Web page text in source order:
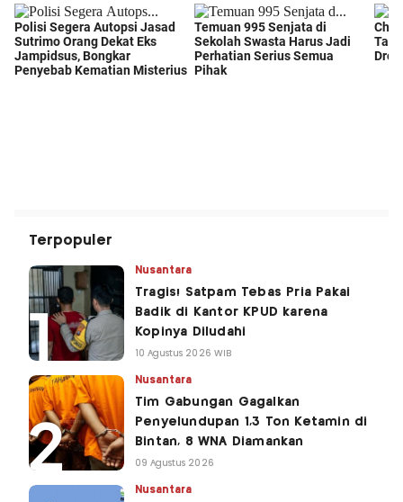
Terpopuler
Nusantara
Tragis! Satpam Tebas Pria Pakai
Badik di Kantor KPUD karena
Kopinya Diludahi
10 Agustus 2026 WIB
Nusantara
Tim Gabungan Gagalkan
Penyelundupan 1,3 Ton Ketamin di
Bintan, 8 WNA Diamankan
09 Agustus 2026
Nusantara